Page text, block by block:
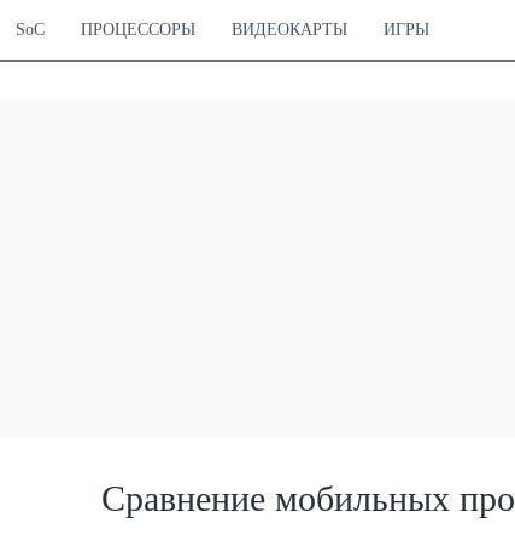
SoC ПРОЦЕССОРЫ ВИДЕОКАРТЫ ИГРЫ
Сравнение мобильных